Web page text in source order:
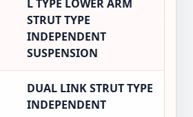
L TYPE LOWER ARM
STRUT TYPE
INDEPENDENT
SUSPENSION
DUAL LINK STRUT TYPE
INDEPENDENT